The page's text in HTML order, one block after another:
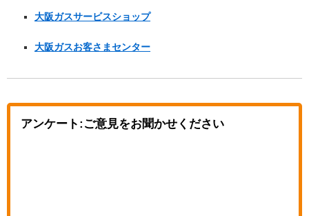
大阪ガスサービスショップ
大阪ガスお客さまセンター
アンケート:ご意見をお聞かせください